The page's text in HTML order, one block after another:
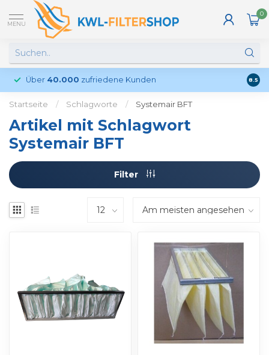
MENU
0
Über 40.000 zufriedene Kunden 8.5
Startseite / Schlagworte / Systemair BFT
Artikel mit Schlagwort
Systemair BFT
Filter